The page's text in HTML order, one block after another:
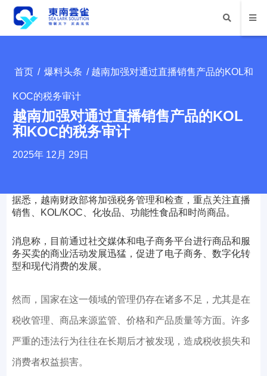
首页 / 爆料头条 / 越南加强对通过直播销售产品的KOL和
KOC的税务审计
越南加强对通过直播销售产品的KOL
和KOC的税务审计
2025年 12月 29日
据悉，越南财政部将加强税务管理和检查，重点关注直播
销售、KOL/KOC、化妆品、功能性食品和时尚商品。
消息称，目前通过社交媒体和电子商务平台进行商品和服
务买卖的商业活动发展迅猛，促进了电子商务、数字化转
型和现代消费的发展。
然而，国家在这一领域的管理仍存在诸多不足，尤其是在
税收管理、商品来源监管、价格和产品质量等方面。许多
严重的违法行为往往在长期后才被发现，造成税收损失和
消费者权益损害。